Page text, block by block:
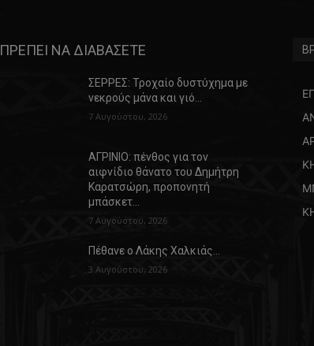
ΠΡΕΠΕΙ ΝΑ ΔΙΑΒΑΣΕΤΕ
ΣΕΡΡΕΣ: Τροχαίο δυστύχημα με
νεκρούς μάνα και γιό…
7 Αυγούστου, 2026
ΑΓΡΙΝΙΟ: πένθος για τον
αιφνίδιο θάνατο του Δημήτρη
Καρατσώρη, προπονητή
μπάσκετ…
7 Αυγούστου, 2026
Πέθανε ο Λάκης Χαλκιάς…
3 Αυγούστου, 2026